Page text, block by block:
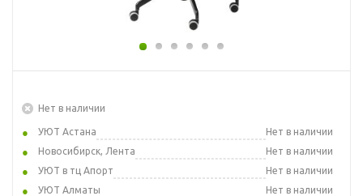
Нет в наличии
УЮТ Астана
Нет в наличии
Новосибирск, Лента
Нет в наличии
УЮТ в тц Апорт
Нет в наличии
УЮТ Алматы
Нет в наличии